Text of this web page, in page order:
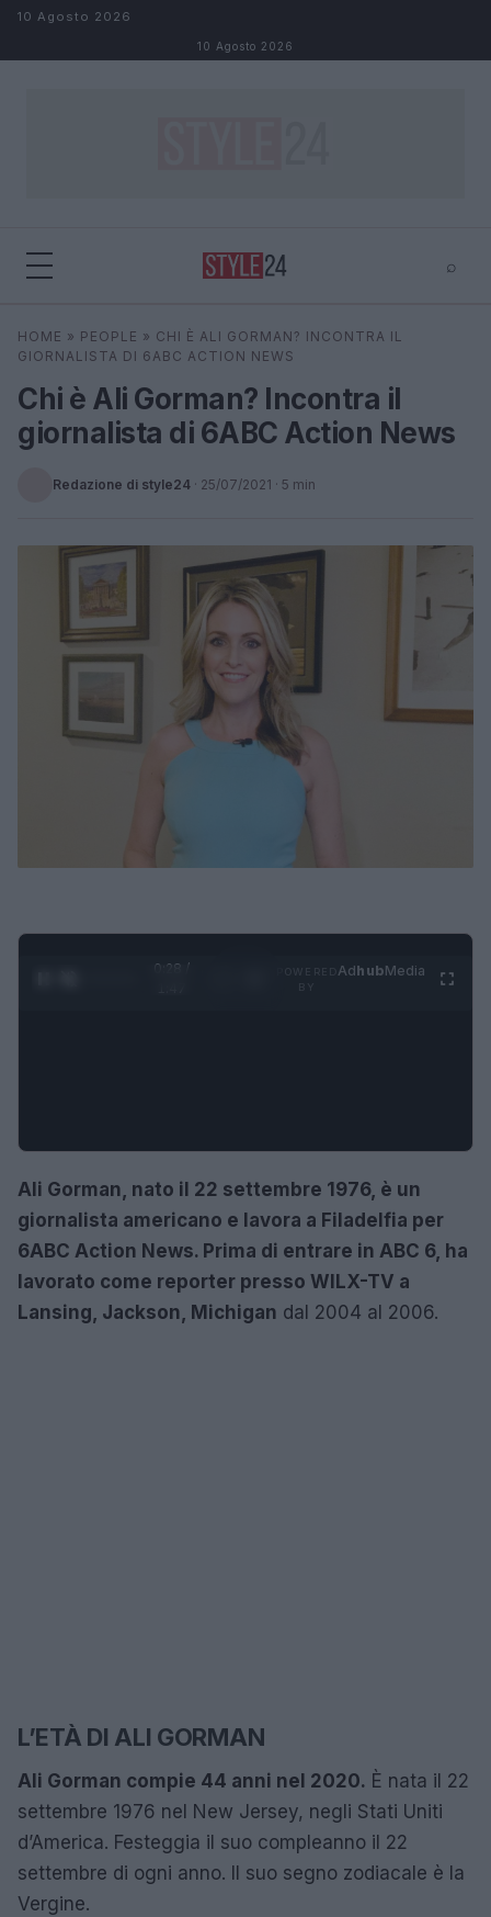
Salta al contenuto
10 Agosto 2026
10 Agosto 2026
⌕
Cerca
HOME » PEOPLE » CHI È ALI GORMAN? INCONTRA IL
GIORNALISTA DI 6ABC ACTION NEWS
Chi è Ali Gorman? Incontra il
giornalista di 6ABC Action News
Redazione di style24 · 25/07/2021 · 5 min
0:29 /
AdhubMedia
Ali Gorman, nato il 22 settembre 1976, è un
giornalista americano e lavora a Filadelfia per
6ABC Action News. Prima di entrare in ABC 6, ha
lavorato come reporter presso WILX-TV a
Lansing, Jackson, Michigan dal 2004 al 2006.
L’ETÀ DI ALI GORMAN
Ali Gorman compie 44 anni nel 2020. È nata il 22
settembre 1976 nel New Jersey, negli Stati Uniti
d’America. Festeggia il suo compleanno il 22
settembre di ogni anno. Il suo segno zodiacale è la
Vergine.